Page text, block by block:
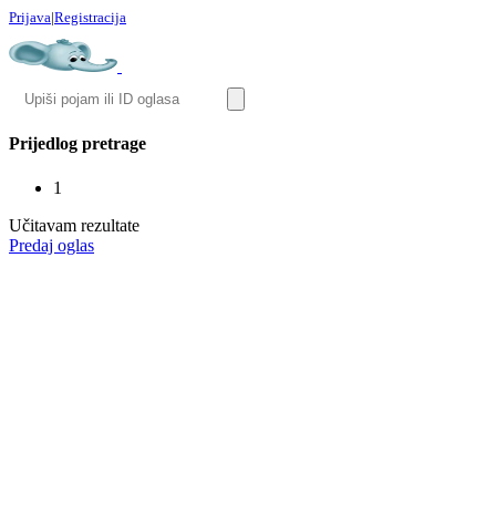
Prijava|Registracija
Prijedlog pretrage
1
Učitavam rezultate
Predaj oglas